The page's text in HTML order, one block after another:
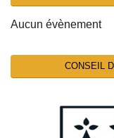
Aucun évènement
CONSEIL